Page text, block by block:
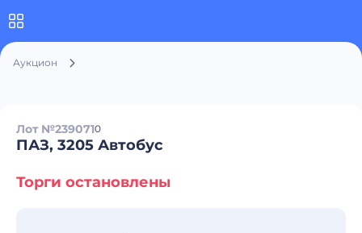
Аукцион
Лот №2390710
ПАЗ, 3205 Автобус
Торги остановлены